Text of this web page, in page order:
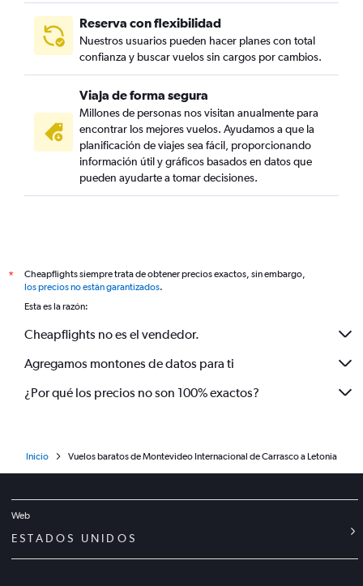
Reserva con flexibilidad
Nuestros usuarios pueden hacer planes con total
confianza y buscar vuelos sin cargos por cambios.
Viaja de forma segura
Millones de personas nos visitan anualmente para
encontrar los mejores vuelos. Ayudamos a que la
planificación de viajes sea fácil, proporcionando
información útil y gráficos basados en datos que
pueden ayudarte a tomar decisiones.
*
Cheapflights siempre trata de obtener precios exactos, sin embargo,
los precios no están garantizados.
Esta es la razón:
Cheapflights no es el vendedor.
Agregamos montones de datos para ti
¿Por qué los precios no son 100% exactos?
Inicio Vuelos baratos de Montevideo Internacional de Carrasco a Letonia
Web
ESTADOS UNIDOS